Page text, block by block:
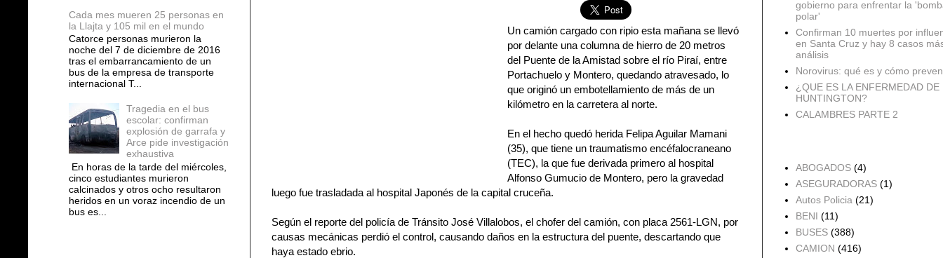
Un camión cargado con ripio esta mañana se llevó
por delante una columna de hierro de 20 metros
del Puente de la Amistad sobre el río Piraí, entre
Portachuelo y Montero, quedando atravesado, lo
que originó un embotellamiento de más de un
kilómetro en la carretera al norte.
En el hecho quedó herida Felipa Aguilar Mamani
(35), que tiene un traumatismo encéfalocraneano
(TEC), la que fue derivada primero al hospital
Alfonso Gumucio de Montero, pero la gravedad
luego fue trasladada al hospital Japonés de la capital cruceña.
Según el reporte del policía de Tránsito José Villalobos, el chofer del camión, con placa 2561-LGN, por
causas mecánicas perdió el control, causando daños en la estructura del puente, descartando que
haya estado ebrio.
Cada mes mueren 25 personas en
la Llajta y 105 mil en el mundo
Catorce personas murieron la
noche del 7 de diciembre de 2016
tras el embarrancamiento de un
bus de la empresa de transporte
internacional T...
Tragedia en el bus
escolar: confirman
explosión de garrafa y
Arce pide investigación
exhaustiva
En horas de la tarde del miércoles,
cinco estudiantes murieron
calcinados y otros ocho resultaron
heridos en un voraz incendio de un
bus es...
gobierno para enfrentar la
polar'
Confirman 10 muertes por
en Santa Cruz y hay 8 casos
análisis
Norovirus: qué es y cómo
¿QUE ES LA ENFERMEDAD DE
HUNTINGTON?
CALAMBRES PARTE 2
ABOGADOS (4)
ASEGURADORAS (1)
Autos Policia (21)
BENI (11)
BUSES (388)
CAMION (416)